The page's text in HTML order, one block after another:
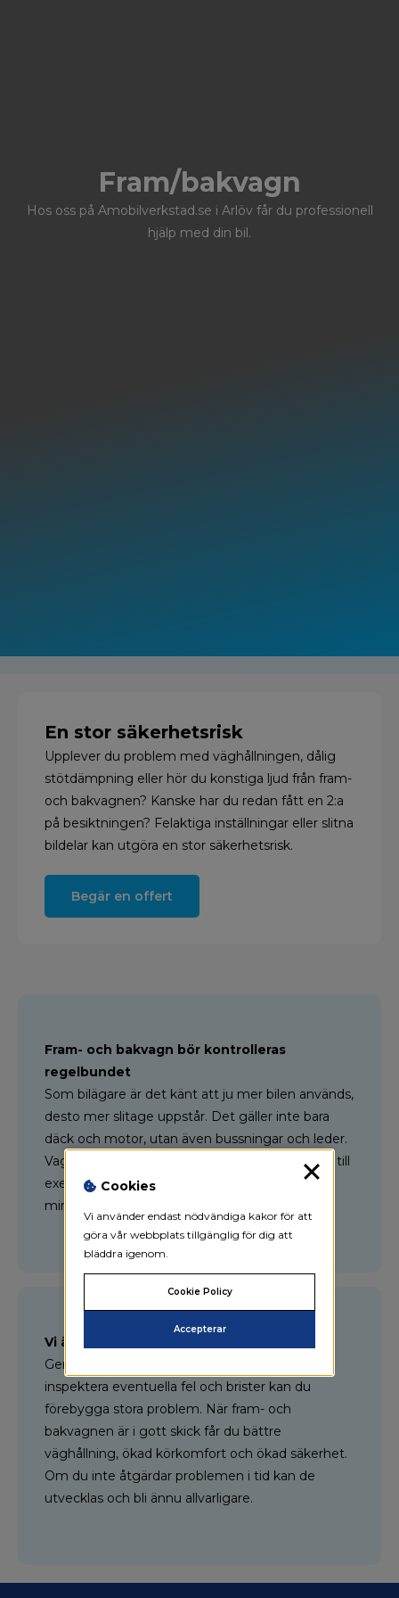
Fram/bakvagn
Hos oss på Amobilverkstad.se i Arlöv får du professionell
hjälp med din bil.
En stor säkerhetsrisk
Upplever du problem med väghållningen, dålig
stötdämpning eller hör du konstiga ljud från fram-
och bakvagnen? Kanske har du redan fått en 2:a
på besiktningen? Felaktiga inställningar eller slitna
bildelar kan utgöra en stor säkerhetsrisk.
Begär en offert
Fram- och bakvagn bör kontrolleras
regelbundet
Som bilägare är det känt att ju mer bilen används,
desto mer slitage uppstår. Det gäller inte bara
däck och motor, utan även bussningar och leder.
Vagninställningar kan dessutom rubbas om du till
exempel kört på dåliga vägar eller råkat ut för
mindre incidenter med ditt fordon.
Vi är en kvalificerad verkstad
Genom att låta en kvalificerad bilmekaniker
inspektera eventuella fel och brister kan du
förebygga stora problem. När fram- och
bakvagnen är i gott skick får du bättre
väghållning, ökad körkomfort och ökad säkerhet.
Om du inte åtgärdar problemen i tid kan de
utvecklas och bli ännu allvarligare.
Cookies
Vi använder endast nödvändiga kakor för att
göra vår webbplats tillgänglig för dig att
bläddra igenom.
Cookie Policy
Accepterar